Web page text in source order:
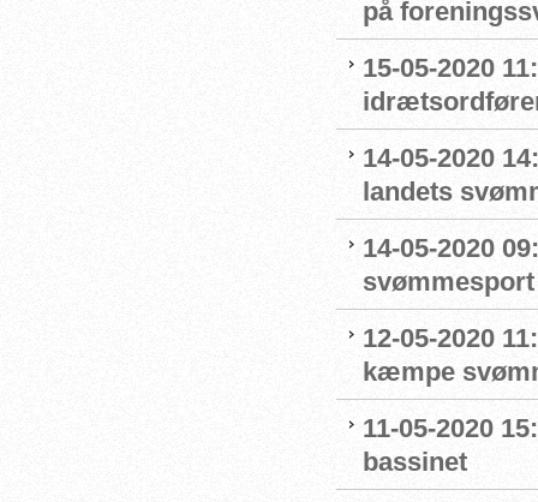
på
15-05-2020
14-05-2020
landets
14-05-2020
svømmesport
12-05-2020
kæmpe
11-05-2020
bassinet